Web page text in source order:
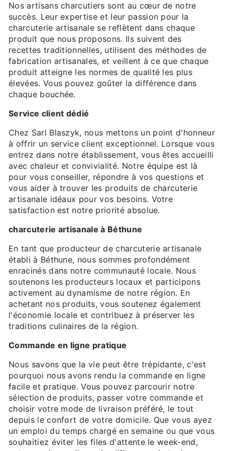
Nos artisans charcutiers sont au cœur de notre
succès. Leur expertise et leur passion pour la
charcuterie artisanale se reflètent dans chaque
produit que nous proposons. Ils suivent des
recettes traditionnelles, utilisent des méthodes de
fabrication artisanales, et veillent à ce que chaque
produit atteigne les normes de qualité les plus
élevées. Vous pouvez goûter la différence dans
chaque bouchée.
Service client dédié
Chez Sarl Blaszyk, nous mettons un point d'honneur
à offrir un service client exceptionnel. Lorsque vous
entrez dans notre établissement, vous êtes accueilli
avec chaleur et convivialité. Notre équipe est là
pour vous conseiller, répondre à vos questions et
vous aider à trouver les produits de charcuterie
artisanale idéaux pour vos besoins. Votre
satisfaction est notre priorité absolue.
charcuterie artisanale à Béthune
En tant que producteur de charcuterie artisanale
établi à Béthune, nous sommes profondément
enracinés dans notre communauté locale. Nous
soutenons les producteurs locaux et participons
activement au dynamisme de notre région. En
achetant nos produits, vous soutenez également
l'économie locale et contribuez à préserver les
traditions culinaires de la région.
Commande en ligne pratique
Nous savons que la vie peut être trépidante, c'est
pourquoi nous avons rendu la commande en ligne
facile et pratique. Vous pouvez parcourir notre
sélection de produits, passer votre commande et
choisir votre mode de livraison préféré, le tout
depuis le confort de votre domicile. Que vous ayez
un emploi du temps chargé en semaine ou que vous
souhaitiez éviter les files d'attente le week-end,